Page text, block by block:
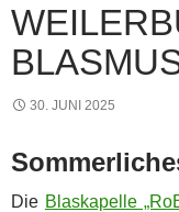
30. JUNI 2025
Die Blaskapelle